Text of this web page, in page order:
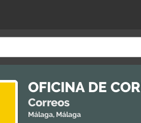
OFICINA DE
Correos
Málaga, Málaga